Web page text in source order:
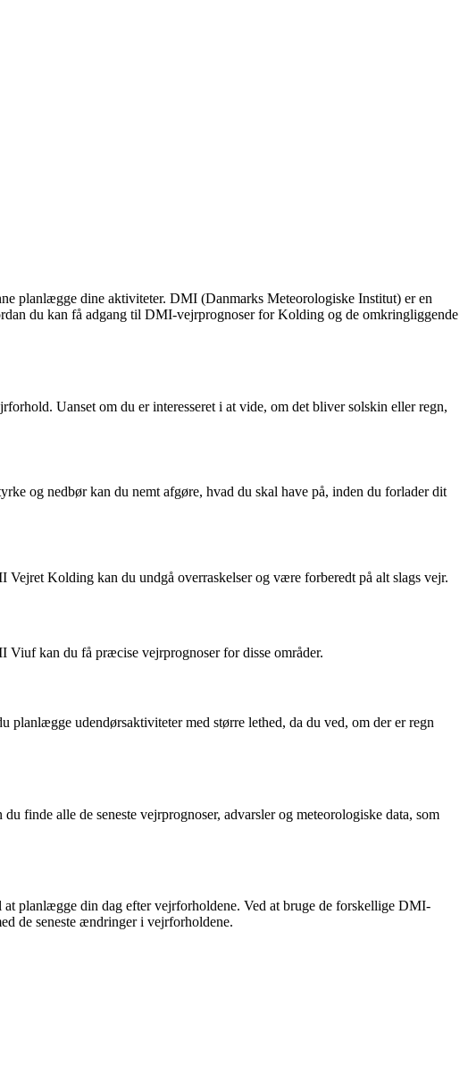
planlægge dine aktiviteter. DMI (Danmarks Meteorologiske Institut) er en
du kan få adgang til DMI-vejrprognoser for Kolding og de omkringliggende
Uanset om du er interesseret i at vide, om det bliver solskin eller regn,
og nedbør kan du nemt afgøre, hvad du skal have på, inden du forlader dit
Kolding kan du undgå overraskelser og være forberedt på alt slags vejr.
kan du få præcise vejrprognoser for disse områder.
udendørsaktiviteter med større lethed, da du ved, om der er regn
finde alle de seneste vejrprognoser, advarsler og meteorologiske data, som
planlægge din dag efter vejrforholdene. Ved at bruge de forskellige DMI-
de seneste ændringer i vejrforholdene.